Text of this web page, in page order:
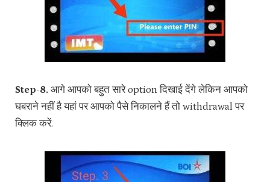
Step-8. आगे आपको बहुत सारे option दिखाई देंगे लेकिन आपको
घबराने नहीं है यहां पर आपको पैसे निकालने हैं तो withdrawal पर
क्लिक करें.